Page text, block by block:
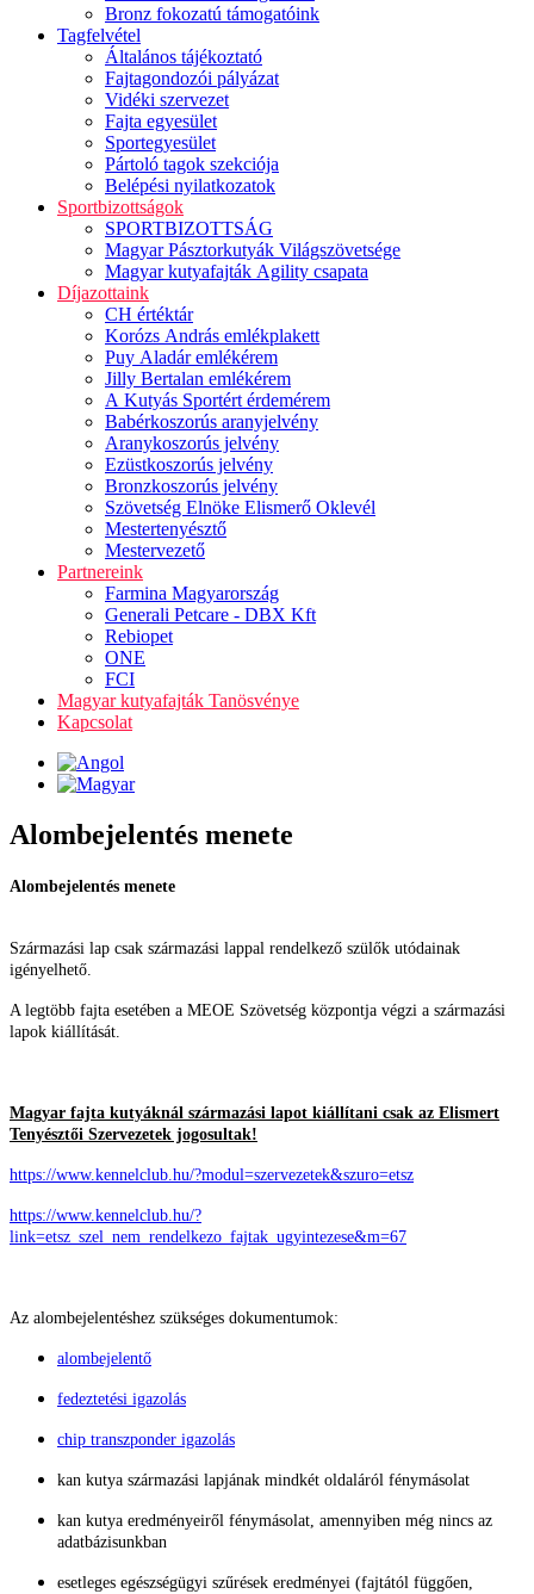
Bronz fokozatú támogatóink
Tagfelvétel
Általános tájékoztató
Fajtagondozói pályázat
Vidéki szervezet
Fajta egyesület
Sportegyesület
Pártoló tagok szekciója
Belépési nyilatkozatok
Sportbizottságok
SPORTBIZOTTSÁG
Magyar Pásztorkutyák Világszövetsége
Magyar kutyafajták Agility csapata
Díjazottaink
CH értéktár
Korózs András emlékplakett
Puy Aladár emlékérem
Jilly Bertalan emlékérem
A Kutyás Sportért érdemérem
Babérkoszorús aranyjelvény
Aranykoszorús jelvény
Ezüstkoszorús jelvény
Bronzkoszorús jelvény
Szövetség Elnöke Elismerő Oklevél
Mestertenyésztő
Mestervezető
Partnereink
Farmina Magyarország
Generali Petcare - DBX Kft
Rebiopet
ONE
FCI
Magyar kutyafajták Tanösvénye
Kapcsolat
Alombejelentés menete
Alombejelentés menete
Származási lap csak származási lappal rendelkező szülők utódainak
igényelhető.
A legtöbb fajta esetében a MEOE Szövetség központja végzi a származási
lapok kiállítását.
Magyar fajta kutyáknál származási lapot kiállítani csak az Elismert
Tenyésztői Szervezetek jogosultak!
https://www.kennelclub.hu/?modul=szervezetek&szuro=etsz
https://www.kennelclub.hu/?
link=etsz_szel_nem_rendelkezo_fajtak_ugyintezese&m=67
Az alombejelentéshez szükséges dokumentumok:
alombejelentő
fedeztetési igazolás
chip transzponder igazolás
kan kutya származási lapjának mindkét oldaláról fénymásolat
kan kutya eredményeiről fénymásolat, amennyiben még nincs az
adatbázisunkban
esetleges egészségügyi szűrések eredményei (fajtától függően,